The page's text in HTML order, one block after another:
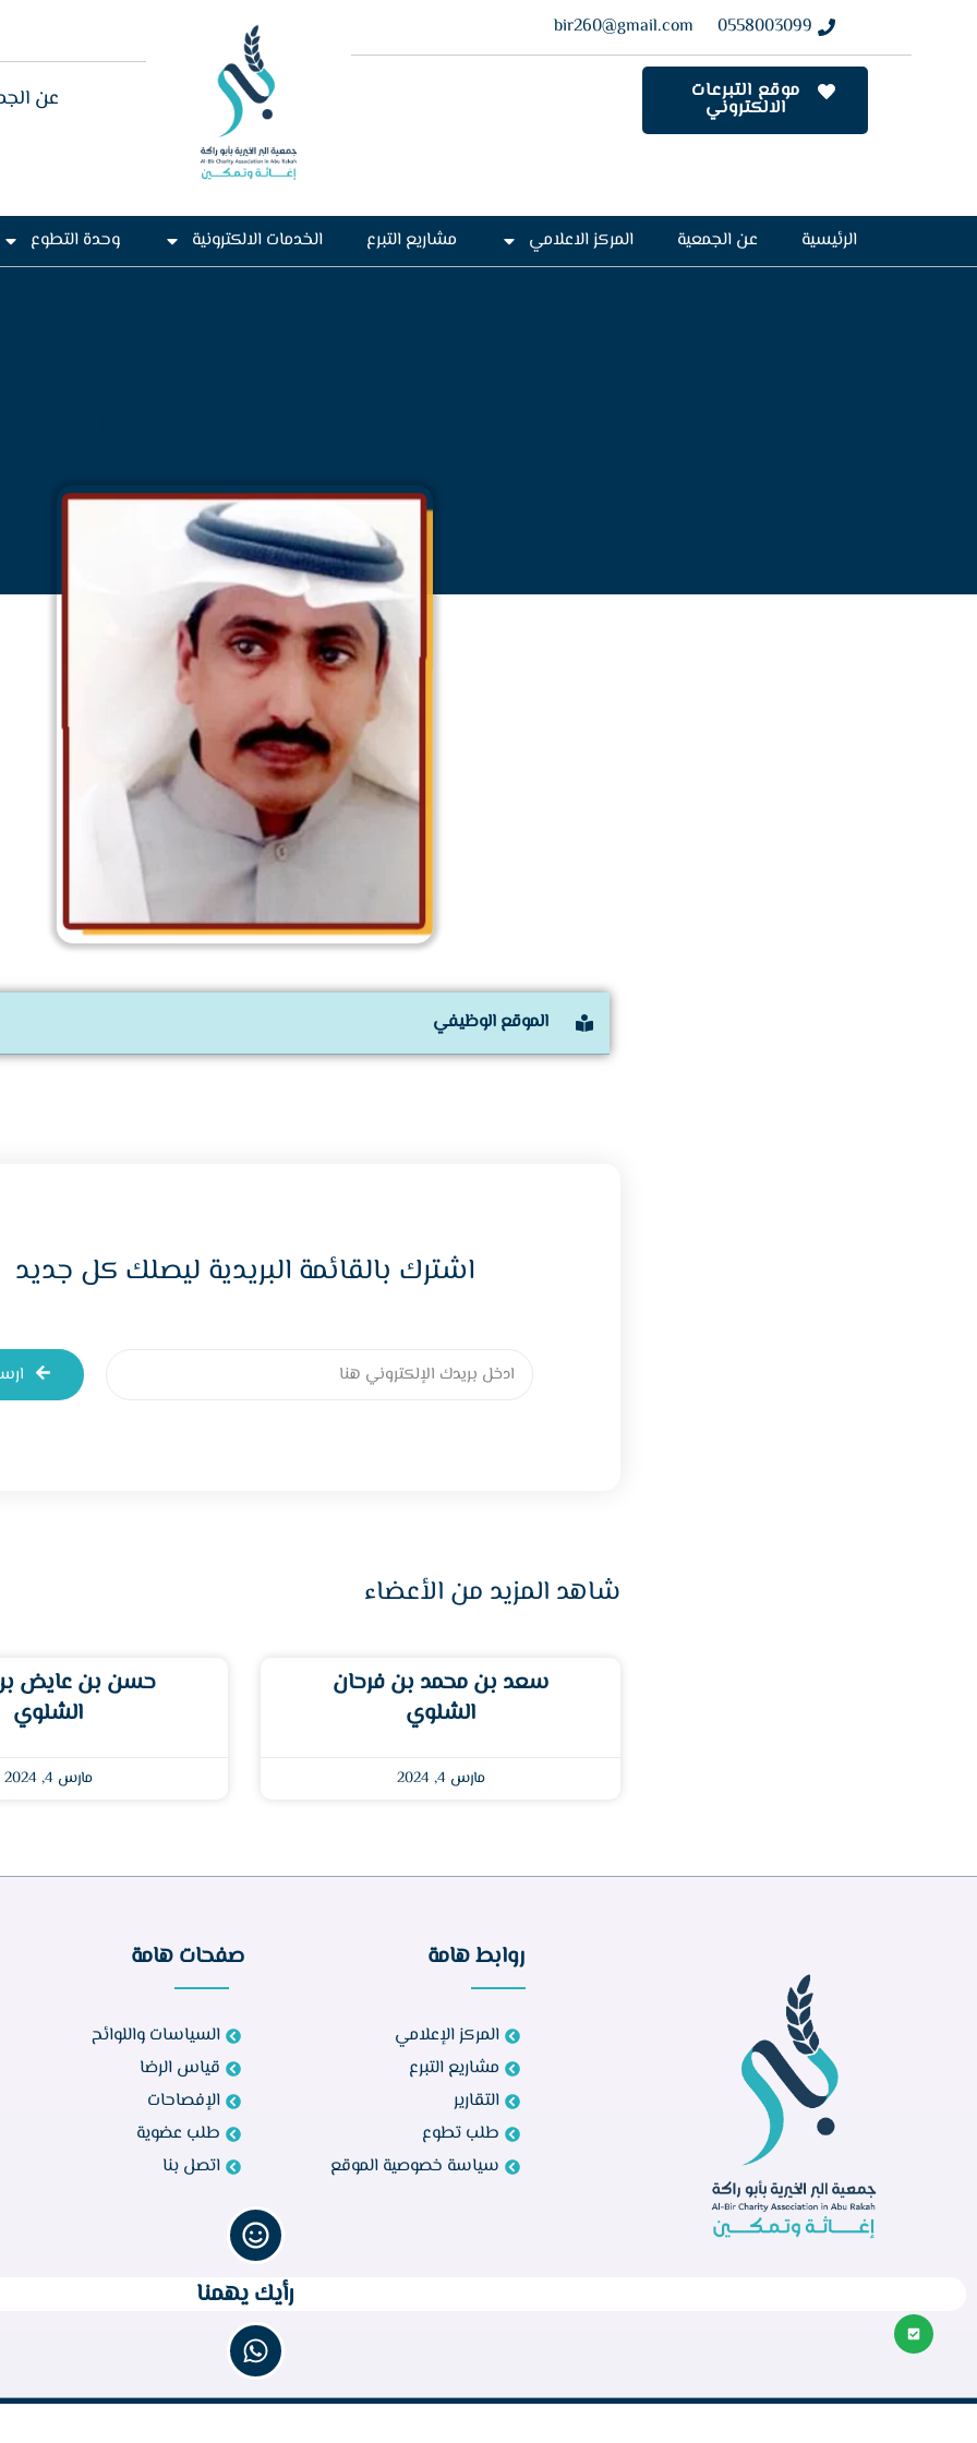
0558003099
bir260@gmail.com
موقع التبرعات
الالكتروني عن
الرئيسية عن الجمعية المركز الاعلامي مشاريع التبرع الخدمات الالكترونية وحدة التطوع
الموقع الوظيفي
اشترك بالقائمة البريدية ليصلك كل جديد
شاهد المزيد من الأعضاء
سعد بن محمد بن فرحان
الشلوي
مارس 4, 2024
حسن بن عايض
الشلوي
مارس 4, 2024
روابط هامة
المركز الإعلامي
مشاريع التبرع
التقارير
طلب تطوع
سياسة خصوصية الموقع
صفحات هامة
السياسات واللوائح
قياس الرضا
الإفصاحات
طلب عضوية
اتصل بنا
رأيك يهمنا